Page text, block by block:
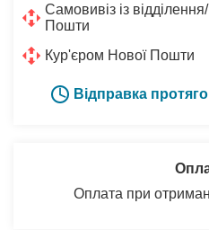
Самовивіз із
Пошти
Кур'єром Нової Пошти
Відправка
Оплата при